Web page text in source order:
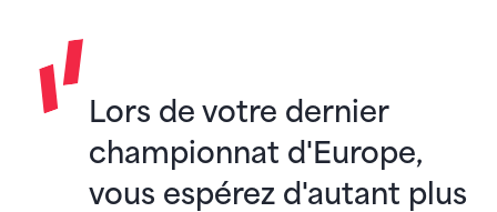
Lors de votre dernier
championnat d'Europe,
vous espérez d'autant plus